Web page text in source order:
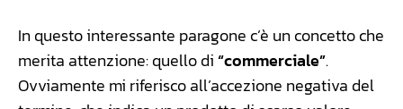
In questo interessante paragone c’è un concetto che
merita attenzione: quello di“commerciale”.
Ovviamente mi riferisco all’accezione negativa del